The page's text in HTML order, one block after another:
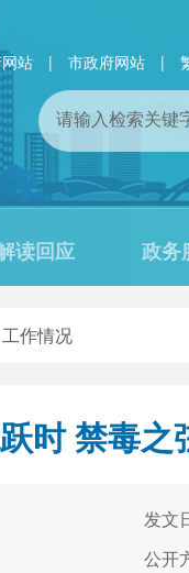
站 | 市政府网站 |
读回应 政务
工作情况
时 禁毒之
发文
公开